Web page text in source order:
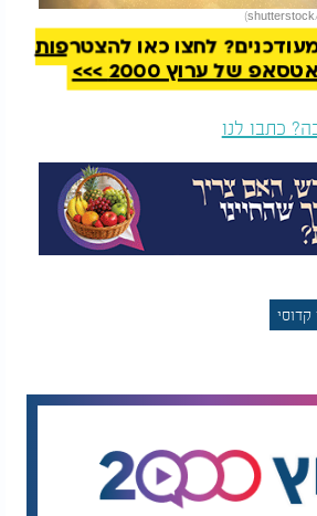
לחצו כאן להצטרפות
של ערוץ 2000 >>>
כתבו לנו